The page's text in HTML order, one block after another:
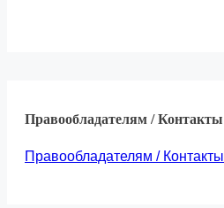
Правообладателям / Контакты
Правообладателям / Контакты